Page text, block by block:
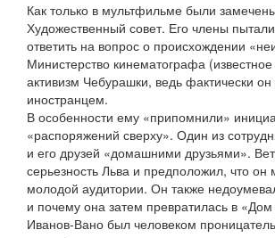
Как только в мультфильме были
Художественный совет. Его члены
ответить на вопрос о происхождении
Министерство кинематографа
активизм Чебурашки, ведь фактически
иностранцем.
В особенности ему «припомнили»
«распоряжений сверху». Один из
и его друзей «домашними друзьями».
серьезность Льва и предположил, что
молодой аудитории. Он также
и почему она затем превратилась в «Дом
Иванов-Вано был человеком